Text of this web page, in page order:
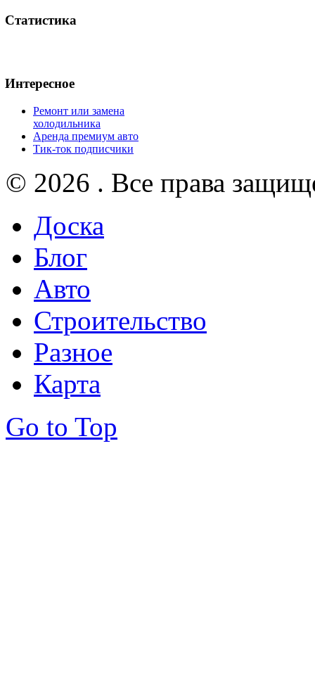
Статистика
Интересное
Ремонт или замена
холодильника
Аренда премиум авто
Тик-ток подписчики
© 2026 . Все права
Доска
Блог
Авто
Строительство
Разное
Карта
Go to Top